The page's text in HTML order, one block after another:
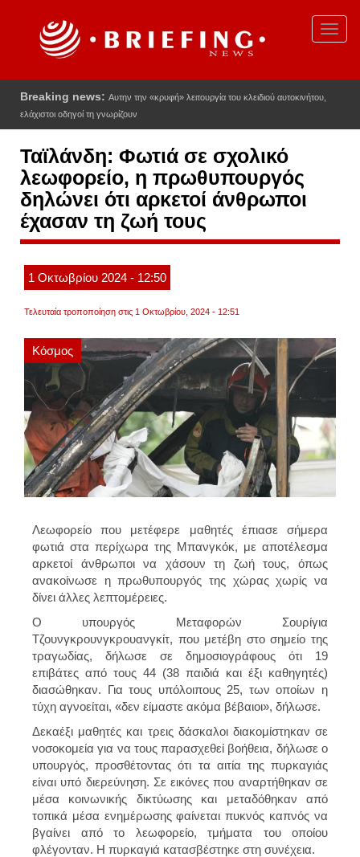
Breaking news: Αυτην την «κρυφή» λειτουργία του κλειδιού αυτοκινήτου,
ελάχιστοι οδηγοί τη γνωρίζουν
Ταϊλάνδη: Φωτιά σε σχολικό
λεωφορείο, η πρωθυπουργός
δηλώνει ότι αρκετοί άνθρωποι
έχασαν τη ζωή τους
1 Οκτωβρίου 2024 - 12:50
Τελευταία τροποποίηση στις 1 Οκτωβρίου, 2024 - 12:51
Κόσμος
Λεωφορείο που μετέφερε μαθητές έπιασε σήμερα
φωτιά στα περίχωρα της Μπανγκόκ, με αποτέλεσμα
αρκετοί άνθρωποι να χάσουν τη ζωή τους, όπως
ανακοίνωσε η πρωθυπουργός της χώρας χωρίς να
δίνει άλλες λεπτομέρειες.
Ο υπουργός Μεταφορών Σουρίγια
Τζουνγκρουνγκρουανγκίτ, που μετέβη στο σημείο της
τραγωδίας, δήλωσε σε δημοσιογράφους ότι 19
επιβάτες από τους 44 (38 παιδιά και έξι καθηγητές)
διασώθηκαν. Για τους υπόλοιπους 25, των οποίων η
τύχη αγνοείται, «δεν είμαστε ακόμα βέβαιοι», δήλωσε.
Δεκαέξι μαθητές και τρεις δάσκαλοι διακομίστηκαν σε
νοσοκομεία για να τους παρασχεθεί βοήθεια, δήλωσε ο
υπουργός, προσθέτοντας ότι τα αιτία της πυρκαγιάς
είναι υπό διερεύνηση. Σε εικόνες που αναρτήθηκαν σε
μέσα κοινωνικής δικτύωσης και μεταδόθηκαν από
τοπικά μέσα ενημέρωσης φαίνεται πυκνός καπνός να
βγαίνει από το λεωφορείο, τμήματα του οποίου
φλέγονταν. Η πυρκαγιά κατασβέστηκε στη συνέχεια.